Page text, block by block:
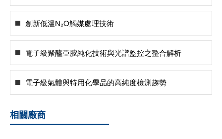
創新低溫N₂O觸媒處理技術
電子級聚醯亞胺純化技術與光譜監控之整合解析
電子級氣體與特用化學品的高純度檢測趨勢
相關廠商